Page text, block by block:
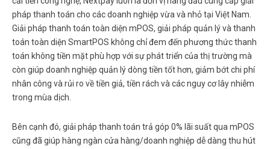
pháp thanh toán cho các doanh nghiệp vừa và nhỏ tại Việt Nam.
Giải pháp thanh toán toàn diện mPOS, giải pháp quản lý và thanh
toán toàn diện SmartPOS không chỉ đem đến phương thức thanh
toán không tiền mặt phù hợp với sự phát triển của thị trường mà
còn giúp doanh nghiệp quản lý dòng tiền tốt hơn, giảm bớt chi phí
nhân công và rủi ro về tiền giả, tiền rách và các nguy cơ lây nhiễm
trong mùa dịch.
Bên cạnh đó, giải pháp thanh toán trả góp 0% lãi suất qua mPOS
cũng đã giúp hàng ngàn cửa hàng/doanh nghiệp dễ dàng thu hút